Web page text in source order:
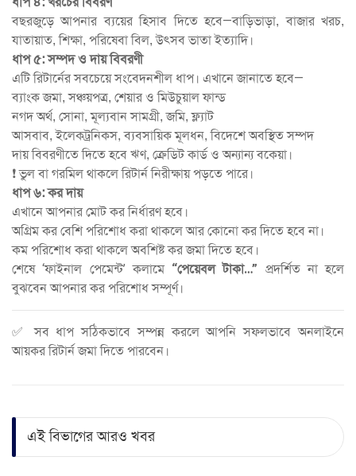
বছরজুড়ে আপনার ব্যয়ের হিসাব দিতে হবে—বাড়িভাড়া, বাজার খরচ,
যাতায়াত, শিক্ষা, পরিষেবা বিল, উৎসব ভাতা ইত্যাদি।
ধাপ ৫: সম্পদ ও দায় বিবরণী
এটি রিটার্নের সবচেয়ে সংবেদনশীল ধাপ। এখানে জানাতে হবে—
ব্যাংক জমা, সঞ্চয়পত্র, শেয়ার ও মিউচুয়াল ফান্ড
নগদ অর্থ, সোনা, মূল্যবান সামগ্রী, জমি, ফ্ল্যাট
আসবাব, ইলেকট্রনিকস, ব্যবসায়িক মূলধন, বিদেশে অবস্থিত সম্পদ
দায় বিবরণীতে দিতে হবে ঋণ, ক্রেডিট কার্ড ও অন্যান্য বকেয়া।
❗ ভুল বা গরমিল থাকলে রিটার্ন নিরীক্ষায় পড়তে পারে।
ধাপ ৬: কর দায়
এখানে আপনার মোট কর নির্ধারণ হবে।
অগ্রিম কর বেশি পরিশোধ করা থাকলে আর কোনো কর দিতে হবে না।
কম পরিশোধ করা থাকলে অবশিষ্ট কর জমা দিতে হবে।
শেষে ‘ফাইনাল পেমেন্ট’ কলামে “পেয়েবল টাকা…” প্রদর্শিত না হলে
বুঝবেন আপনার কর পরিশোধ সম্পূর্ণ।
✅ সব ধাপ সঠিকভাবে সম্পন্ন করলে আপনি সফলভাবে অনলাইনে
আয়কর রিটার্ন জমা দিতে পারবেন।
এই বিভাগের আরও খবর